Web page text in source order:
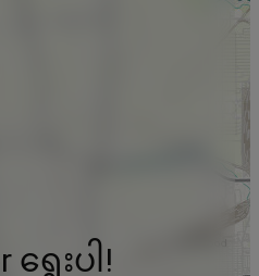
ရွေးပါ!